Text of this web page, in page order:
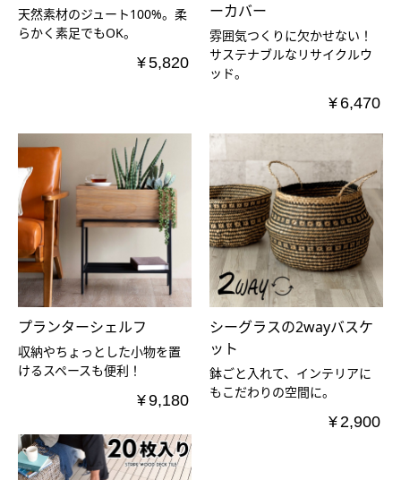
天然素材のジュート100%。柔
らかく素足でもOK。
¥5,820
ーカバー
雰囲気つくりに欠かせない！
サステナブルなリサイクルウ
ッド。
¥ 6,470
プランターシェルフ
収納やちょっとした小物を置
けるスペースも便利！
¥9,180
シーグラスの2wayバスケ
ット
鉢ごと入れて、インテリアに
もこだわりの空間に。
¥2,900